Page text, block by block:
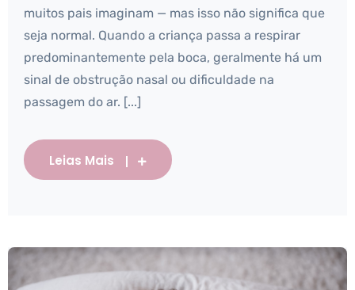
muitos pais imaginam — mas isso não significa que
seja normal. Quando a criança passa a respirar
predominantemente pela boca, geralmente há um
sinal de obstrução nasal ou dificuldade na
passagem do ar. [...]
Leias Mais